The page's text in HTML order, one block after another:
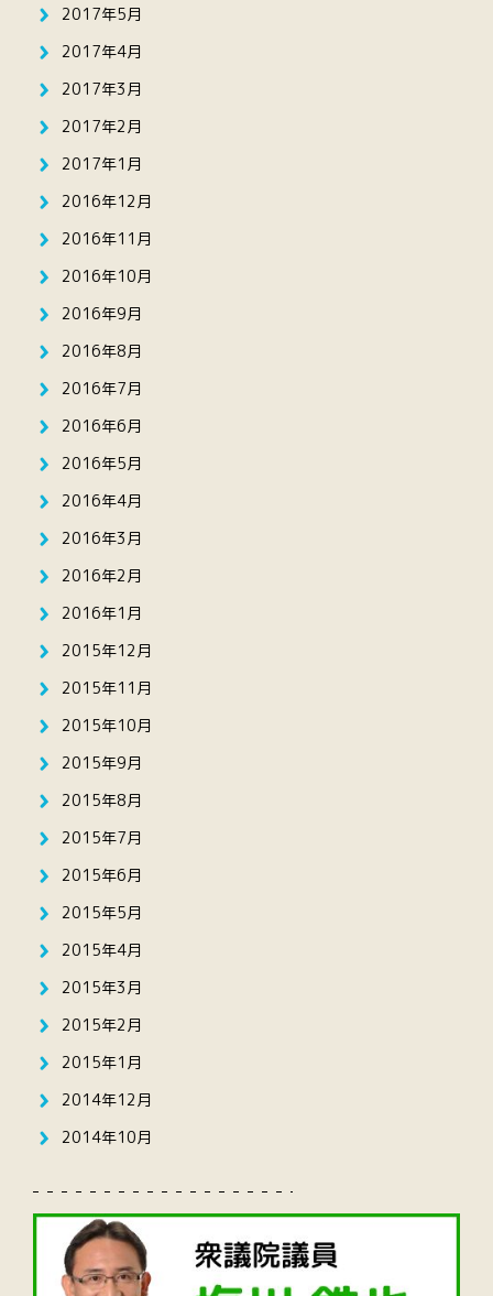
2017年5月
2017年4月
2017年3月
2017年2月
2017年1月
2016年12月
2016年11月
2016年10月
2016年9月
2016年8月
2016年7月
2016年6月
2016年5月
2016年4月
2016年3月
2016年2月
2016年1月
2015年12月
2015年11月
2015年10月
2015年9月
2015年8月
2015年7月
2015年6月
2015年5月
2015年4月
2015年3月
2015年2月
2015年1月
2014年12月
2014年10月